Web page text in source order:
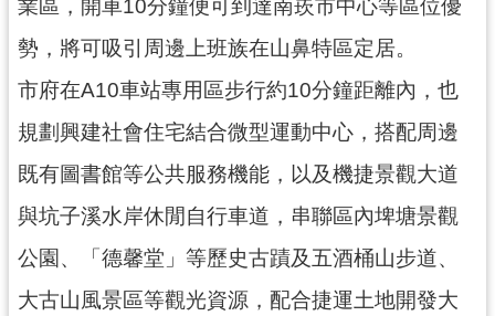
通
訊
回
頁
網
站
業區，開車10分鐘便可到達南崁市中心等區位優
勢，將可吸引周邊上班族在山鼻特區定居。
市府在A10車站專用區步行約10分鐘距離內，也
規劃興建社會住宅結合微型運動中心，搭配周邊
既有圖書館等公共服務機能，以及機捷景觀大道
與坑子溪水岸休閒自行車道，串聯區內埤塘景觀
公園、「德馨堂」等歷史古蹟及五酒桶山步道、
大古山風景區等觀光資源，配合捷運土地開發大